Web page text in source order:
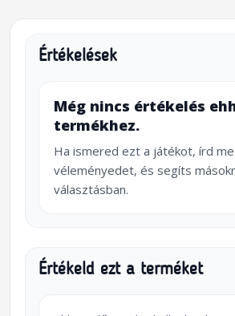
Értékelések
Még nincs értékelés
termékhez.
Ha ismered ezt a játékot, írd
véleményedet, és segíts
választásban.
Értékeld ezt a terméket